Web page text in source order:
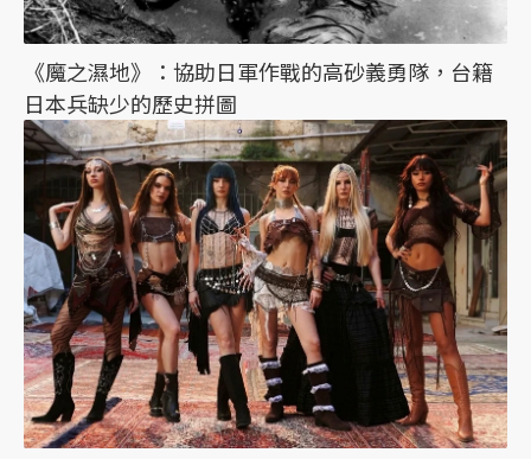
《魔之濕地》：協助日軍作戰的高砂義勇隊，台籍
日本兵缺少的歷史拼圖